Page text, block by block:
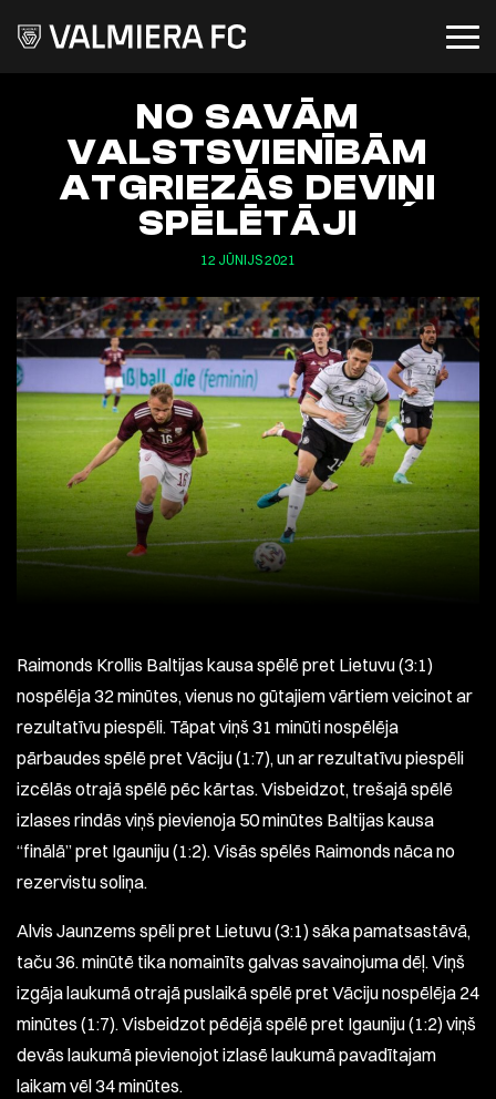
NO SAVĀM
VALSTSVIENĪBĀM
ATGRIEZĀS DEVIŅI
SPĒLĒTĀJI
12 JŪNIJS 2021
Raimonds Krollis Baltijas kausa spēlē pret Lietuvu (3:1)
nospēlēja 32 minūtes, vienus no gūtajiem vārtiem veicinot ar
rezultatīvu piespēli. Tāpat viņš 31 minūti nospēlēja
pārbaudes spēlē pret Vāciju (1:7), un ar rezultatīvu piespēli
izcēlās otrajā spēlē pēc kārtas. Visbeidzot, trešajā spēlē
izlases rindās viņš pievienoja 50 minūtes Baltijas kausa
“finālā” pret Igauniju (1:2). Visās spēlēs Raimonds nāca no
rezervistu soliņa.
Alvis Jaunzems spēli pret Lietuvu (3:1) sāka pamatsastāvā,
taču 36. minūtē tika nomainīts galvas savainojuma dēļ. Viņš
izgāja laukumā otrajā puslaikā spēlē pret Vāciju nospēlēja 24
minūtes (1:7). Visbeidzot pēdējā spēlē pret Igauniju (1:2) viņš
devās laukumā pievienojot izlasē laukumā pavadītajam
laikam vēl 34 minūtes.